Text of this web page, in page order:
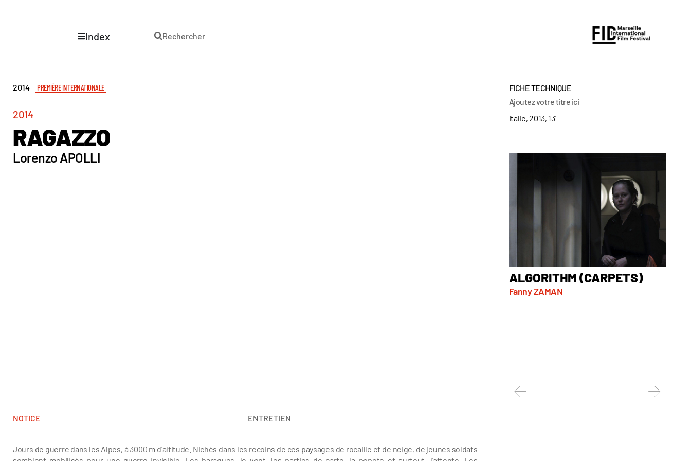
Rechercher
Index
2014 PREMIÈRE INTERNATIONALE
2014
RAGAZZO
Lorenzo APOLLI
NOTICE ENTRETIEN
Jours de guerre dans les Alpes, à 3000 m d’altitude. Nichés dans les recoins de ces paysages de rocaille et de neige, de jeunes soldats
FICHE TECHNIQUE
Ajoutez votre titre ici
Italie, 2013, 13’
ALGORITHM (CARPETS)
Fanny ZAMAN